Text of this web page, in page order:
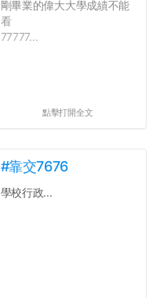
剛畢業的偉大大學成績不能
看
77777...
點擊打開全文
#靠交7676
學校行政...